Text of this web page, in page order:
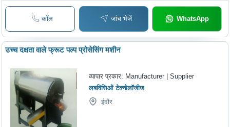
कॉल जांच भेजें WhatsApp
उच्च दक्षता वाले फ्रूट पल्प प्रोसेसिंग मशीन
व्यापार प्रकार: Manufacturer | Supplier
लबविसिओं टेक्नोलॉजीज
इंदौर